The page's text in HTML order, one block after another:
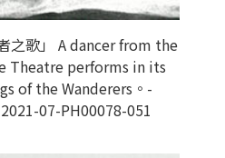
之歌」 A dancer from the
Theatre performs in its
of the Wanderers。-
07-PH00078-051